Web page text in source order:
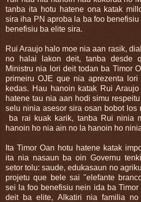
tanba ita hotu hatene ona katak
sira iha PN aproba la ba foo
benefisiu ba elite sira.
Rui Araujo halo moe nia aan rasik,
no halai lakon deit, tanba desde
Ministru nia lori deit todan ba Timor
primeiru OJE que nia aprezenta lori
kedas. Hau hanoin katak Rui
hatene tau nia aan hodi simu
selu ninia asesor sira osan bobot los
ba rai kuak karik, tanba Rui ninia
hanoin ho nia ain no la hanoin ho
Ita Timor Oan hotu hatene katak
ita nia nasaun ba oin Governu
setor tolu: saude, edukasaun no
projetu que bele sai "elefante
sei la foo benefisiu nein ida ba Timor
deit ba elite, Alkatiri nia familia